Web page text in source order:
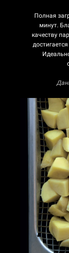
Полная
минут.
качеству